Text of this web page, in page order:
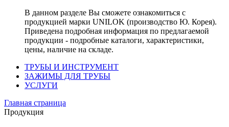
В данном разделе Вы сможете ознакомиться с
продукцией марки UNILOK (производство Ю. Корея).
Приведена подробная информация по предлагаемой
продукции - подробные каталоги, характеристики,
цены, наличие на складе.
ТРУБЫ И ИНСТРУМЕНТ
ЗАЖИМЫ ДЛЯ ТРУБЫ
УСЛУГИ
Главная страница
Продукция